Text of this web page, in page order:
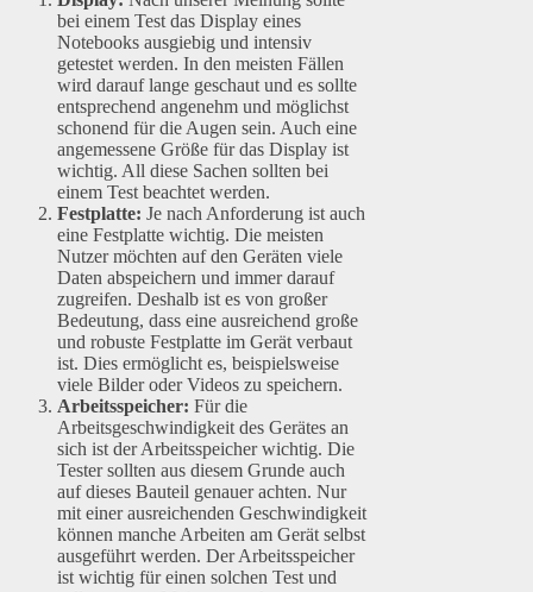
bei einem Test das Display eines
Notebooks ausgiebig und intensiv
getestet werden. In den meisten Fällen
wird darauf lange geschaut und es sollte
entsprechend angenehm und möglichst
schonend für die Augen sein. Auch eine
angemessene Größe für das Display ist
wichtig. All diese Sachen sollten bei
einem Test beachtet werden.
Festplatte: Je nach Anforderung ist auch
eine Festplatte wichtig. Die meisten
Nutzer möchten auf den Geräten viele
Daten abspeichern und immer darauf
zugreifen. Deshalb ist es von großer
Bedeutung, dass eine ausreichend große
und robuste Festplatte im Gerät verbaut
ist. Dies ermöglicht es, beispielsweise
viele Bilder oder Videos zu speichern.
Arbeitsspeicher: Für die
Arbeitsgeschwindigkeit des Gerätes an
sich ist der Arbeitsspeicher wichtig. Die
Tester sollten aus diesem Grunde auch
auf dieses Bauteil genauer achten. Nur
mit einer ausreichenden Geschwindigkeit
können manche Arbeiten am Gerät selbst
ausgeführt werden. Der Arbeitsspeicher
ist wichtig für einen solchen Test und